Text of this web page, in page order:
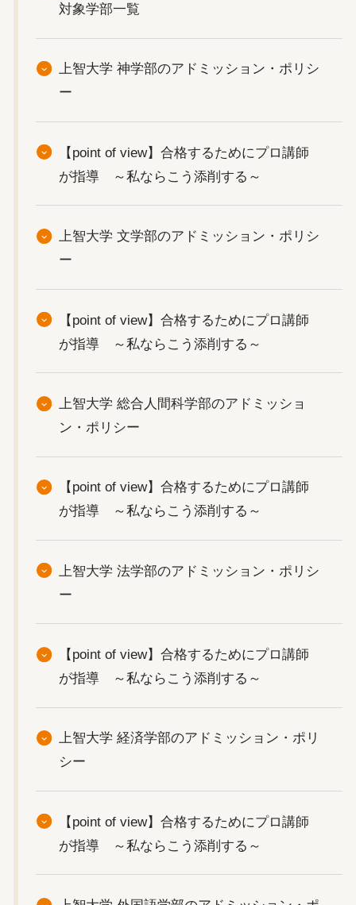
対象学部一覧
上智大学 神学部のアドミッション・ポリシ
ー
【point of view】合格するためにプロ講師
が指導 ～私ならこう添削する～
上智大学 文学部のアドミッション・ポリシ
ー
【point of view】合格するためにプロ講師
が指導 ～私ならこう添削する～
上智大学 総合人間科学部のアドミッショ
ン・ポリシー
【point of view】合格するためにプロ講師
が指導 ～私ならこう添削する～
上智大学 法学部のアドミッション・ポリシ
ー
【point of view】合格するためにプロ講師
が指導 ～私ならこう添削する～
上智大学 経済学部のアドミッション・ポリ
シー
【point of view】合格するためにプロ講師
が指導 ～私ならこう添削する～